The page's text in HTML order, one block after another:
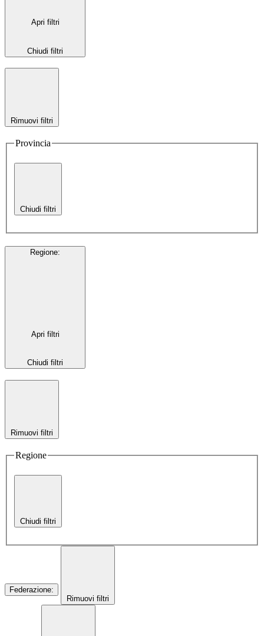
Apri filtri
Chiudi filtri
Rimuovi filtri
Provincia
Chiudi filtri
Regione:
Apri filtri
Chiudi filtri
Rimuovi filtri
Regione
Chiudi filtri
Federazione:
Rimuovi filtri